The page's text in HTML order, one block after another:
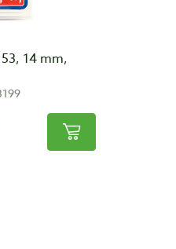
14 mm,